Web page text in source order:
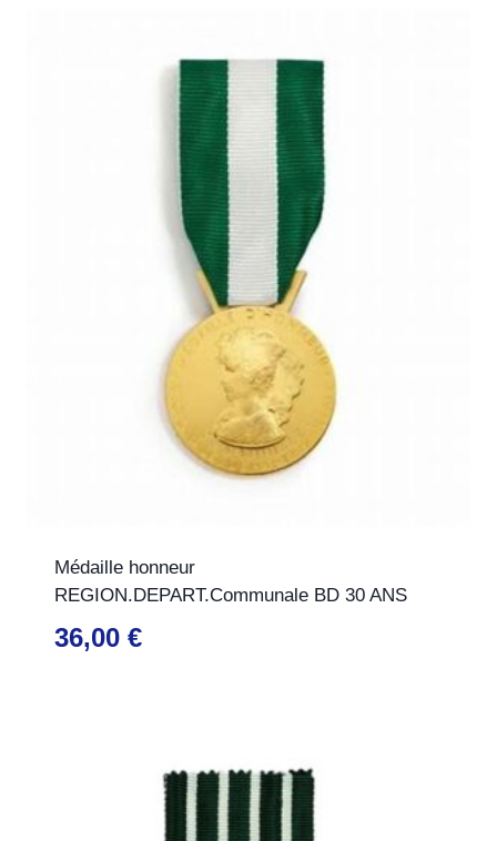
Médaille honneur
REGION.DEPART.Communale BD 30 ANS
36,00 €